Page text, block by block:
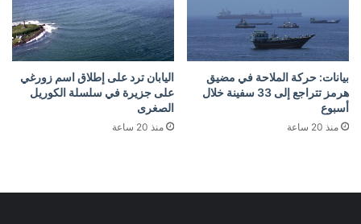
بيانات: حركة الملاحة في مضيق
هرمز تتراجع إلى 33 سفينة خلال
أسبوع
منذ 20 ساعة
اليابان ترد على إطلاق اسم زورغي
على جزيرة في سلسلة الكوريل
الصغرى
منذ 20 ساعة